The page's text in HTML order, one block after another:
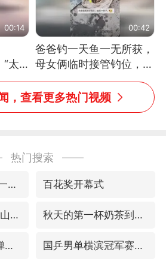
00:14
“太
大的
考级
来
00:42
爸爸钓一天鱼一无所获，
母女俩临时接管钓位，用
玩具鱼竿钓上大鱼
，查看更多热门视频
热门搜索
全球首个长时储能一体化产业园量产 百花奖开幕式
38岁演员求职万岁山NPC成功 秋天的第一杯奶茶到底有多火
日本试射“战斧”导弹，国防部回应 国乒男单横滨冠军赛全军覆没